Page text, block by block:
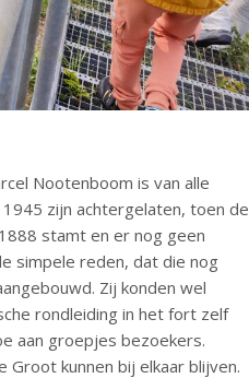
Nootenboom is van alle
zijn achtergelaten, toen de
stamt en er nog geen
simpele reden, dat die nog
Zij konden wel
rondleiding in het fort zelf
aan groepjes bezoekers.
Groot kunnen bij elkaar blijven.